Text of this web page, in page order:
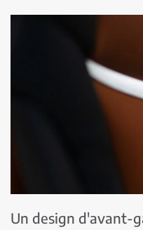
Un design d'avant-